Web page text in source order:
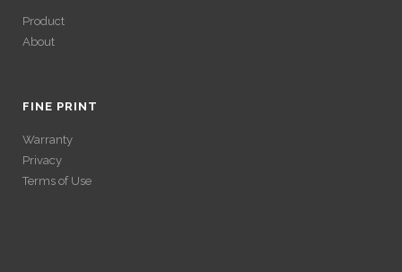
Product
About
GAINS SANS
VÉRIFICATION
FINE PRINT
Warranty
Privacy
Terms of Use